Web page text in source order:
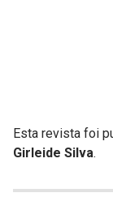
Esta revista foi
Girleide Silva.